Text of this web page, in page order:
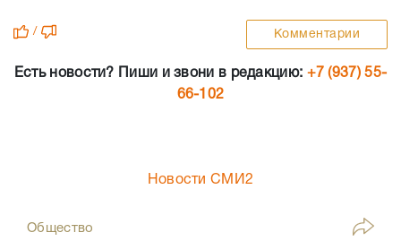
/ Комментарии
Есть новости? Пиши и звони в редакцию: +7 (937) 55-
66-102
Новости СМИ2
Общество